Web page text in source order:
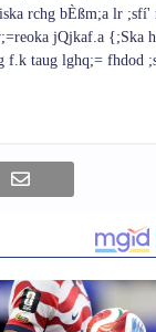
rchg bÈßm;a lr ;sfí'
jQjkaf.a {;Ska
f.k taug lghq;= fhdod